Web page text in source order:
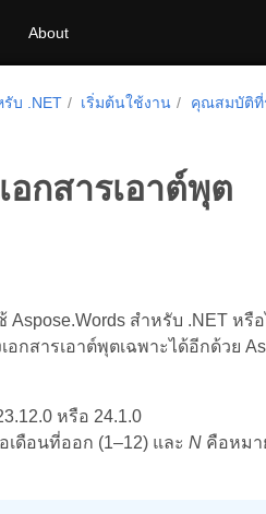
About
รับ .NET เริ่มต้นใช้งาน
คุณสมบัติที่
กสารเอาต์พุต
Aspose.Words สำหรับ .NET ห
กสารเอาต์พุตเฉพาะได้อีกด้วย
หรือ 24.1.0
ดือนที่ออก (1–12) และ Nคือหมา